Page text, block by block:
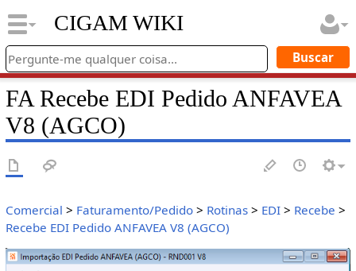
CIGAM WIKI
FA Recebe EDI Pedido ANFAVEA
V8 (AGCO)
Comercial > Faturamento/Pedido> Rotinas> EDI> Recebe >
Recebe EDI Pedido ANFAVEA V8 (AGCO)